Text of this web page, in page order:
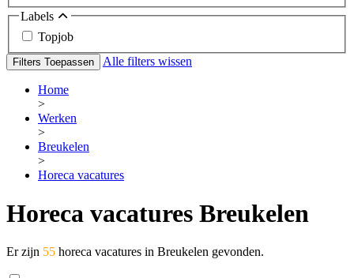
Labels
Topjob
Filters Toepassen Alle filters wissen
Home
>
Werken
>
Breukelen
>
Horeca vacatures
Horeca vacatures Breukelen
Er zijn 55 horeca vacatures in Breukelen gevonden.